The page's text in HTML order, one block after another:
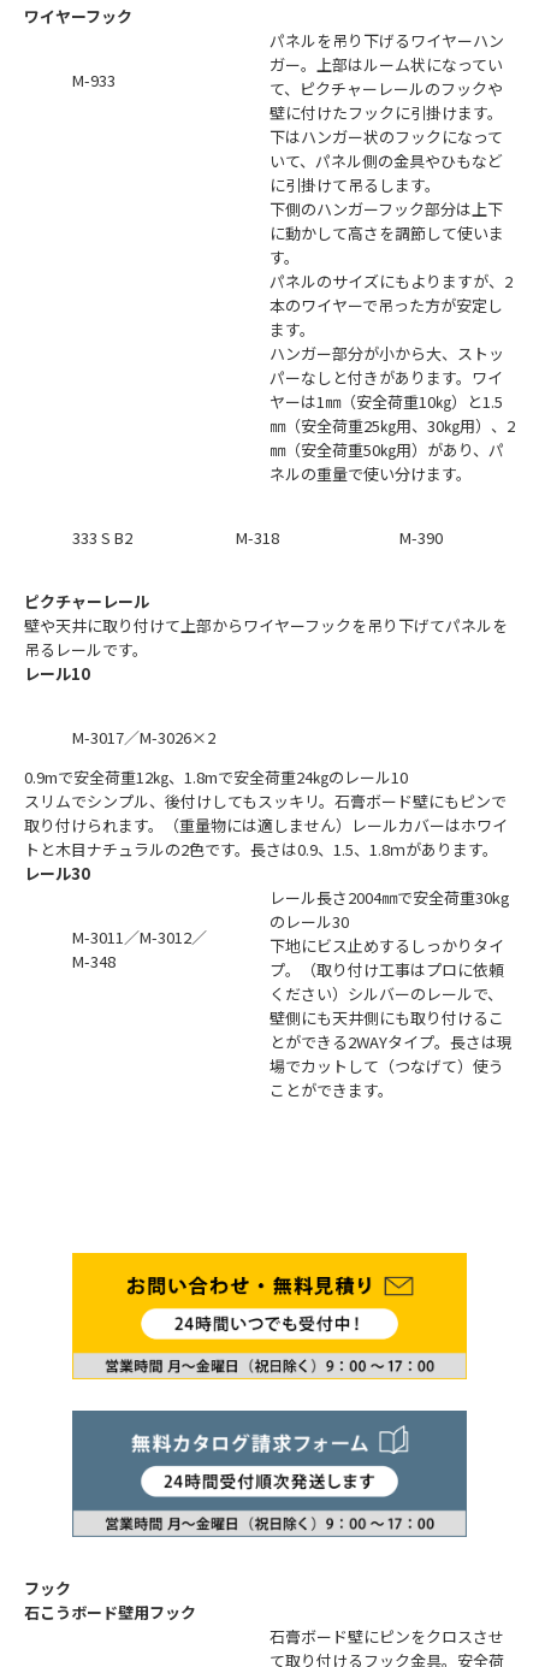
ワイヤーフック
M-933
パネルを吊り下げるワイヤーハン
ガー。上部はルーム状になってい
て、ピクチャーレールのフックや
壁に付けたフックに引掛けます。
下はハンガー状のフックになって
いて、パネル側の金具やひもなど
に引掛けて吊るします。
下側のハンガーフック部分は上下
に動かして高さを調節して使いま
す。
パネルのサイズにもよりますが、2
本のワイヤーで吊った方が安定し
ます。
ハンガー部分が小から大、ストッ
パーなしと付きがあります。ワイ
ヤーは1㎜（安全荷重10㎏）と1.5
㎜（安全荷重25㎏用、30㎏用）、2
㎜（安全荷重50㎏用）があり、パ
ネルの重量で使い分けます。
333 S B2 M-318 M-390
ピクチャーレール
壁や天井に取り付けて上部からワイヤーフックを吊り下げてパネルを
吊るレールです。
レール10
M-3017／M-3026×2
0.9mで安全荷重12㎏、1.8mで安全荷重24㎏のレール10
スリムでシンプル、後付けしてもスッキリ。石膏ボード壁にもピンで
取り付けられます。（重量物には適しません）レールカバーはホワイ
トと木目ナチュラルの2色です。長さは0.9、1.5、1.8ｍがあります。
レール30
M-3011／M-3012／
M-348
レール長さ2004㎜で安全荷重30kg
のレール30
下地にビス止めするしっかりタイ
プ。（取り付け工事はプロに依頼
ください）シルバーのレールで、
壁側にも天井側にも取り付けるこ
とができる2WAYタイプ。長さは現
場でカットして（つなげて）使う
ことができます。
フック
石こうボード壁用フック
石膏ボード壁にピンをクロスさせ
て取り付けるフック金具。安全荷